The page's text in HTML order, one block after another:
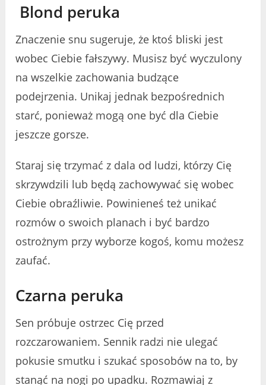
Blond peruka
Znaczenie snu sugeruje, że ​​​​ktoś bliski jest
wobec Ciebie fałszywy. Musisz być wyczulony
na wszelkie zachowania budzące
podejrzenia. Unikaj jednak bezpośrednich
starć, ponieważ mogą one być dla Ciebie
jeszcze gorsze.
Staraj się trzymać z dala od ludzi, którzy Cię
skrzywdzili lub będą zachowywać się wobec
Ciebie obraźliwie. Powinieneś też unikać
rozmów o swoich planach i być bardzo
ostrożnym przy wyborze kogoś, komu możesz
zaufać.
Czarna peruka
Sen próbuje ostrzec Cię przed
rozczarowaniem. Sennik radzi nie ulegać
pokusie smutku i szukać sposobów na to, by
stanąć na nogi po upadku. Rozmawiaj z